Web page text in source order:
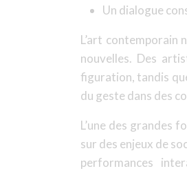
Un dialogue
L’art contemporain
nouvelles. Des
figuration, tandis
du geste dans des
L’une des grandes
sur des enjeux de
performances